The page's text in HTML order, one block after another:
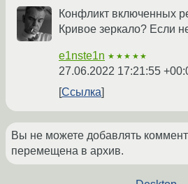
Конфликт включенных
Кривое зеркало? Если
e1nste1n ★★★★★
27.06.2022 17:21:55
Ссылка
Вы не можете добавлять
перемещена в архив.